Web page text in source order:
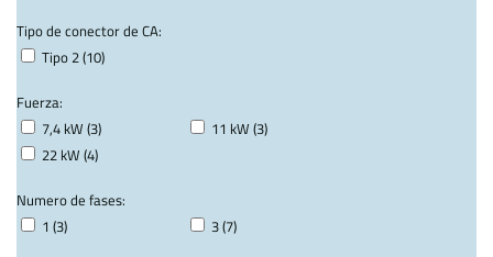
Tipo de conector de CA:
Tipo 2 (10)
Fuerza:
7,4 kW (3)
11 kW (3)
22 kW (4)
Numero de fases:
1 (3)
3 (7)